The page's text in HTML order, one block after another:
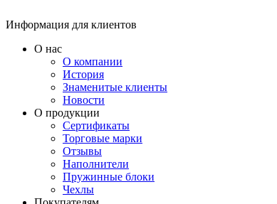
Информация для клиентов
О нас
О компании
История
Знаменитые клиенты
Новости
О продукции
Сертификаты
Торговые марки
Отзывы
Наполнители
Пружинные блоки
Чехлы